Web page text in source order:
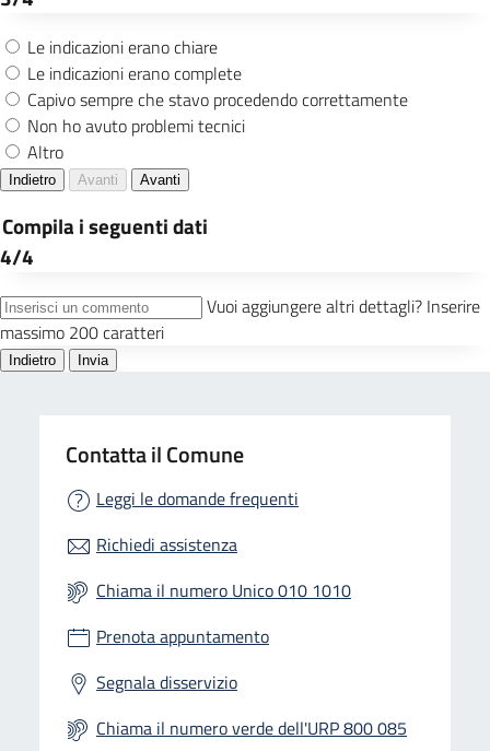
Contatta il Comune
Leggi le domande frequenti
Richiedi assistenza
Chiama il numero Unico 010 1010
Prenota appuntamento
Segnala disservizio
Chiama il numero verde dell'URP 800 085